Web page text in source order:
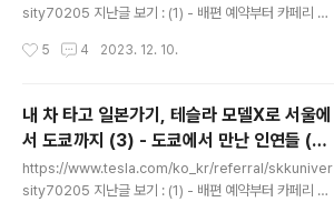
는 음식점에 두고 온 옷을 찾으러 이동합니다. 당시 비가 와
sity70205 지난글 보기 : (1) - 배편 예약부터 카페리 탑
그리고 도쿄 입성 https://coran.co.kr/826 (3) - 도쿄
후 첫날밤이 지나고 다음날... 어머니께 부탁 받은 바오바오
가방을 사러 다카시마야 백화점 오픈런을 하기 위해 나왔
습니다. 일본에서 처음 본 '번호판 인식' 주차장이었는데,
밖에는 '코인 주차장' 이라고 써있어서 어제 번호판 인식인
지 모르고 들어왔습니다. 차단기가 잘 열리길래 한국 번호
5 4 2023. 12. 10.
내 차 타고 일본가기, 테슬라 모델X로 서울에
서 도쿄까지 (3) - 도쿄에서 만난 인연들 (일
본 카페리)
https://www.tesla.com/ko_kr/referral/skkuniver
sity70205 지난글 보기 : (1) - 배편 예약부터 카페리 탑